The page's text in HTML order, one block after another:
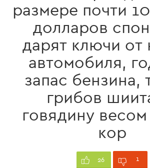
размере почти
долларов
дарят ключи от
автомобиля,
запас бензина,
грибов
говядину
кор
26 1